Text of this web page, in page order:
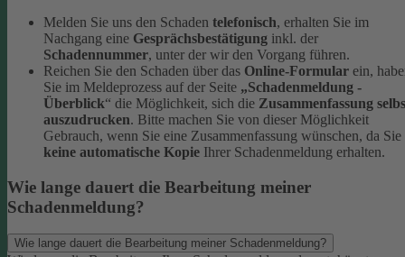
Melden Sie uns den Schaden telefonisch, erhalten Sie im
Nachgang eine Gesprächsbestätigung inkl. der
Schadennummer, unter der wir den Vorgang führen.
Reichen Sie den Schaden über das Online-Formular ein,
Sie im Meldeprozess auf der Seite „Schadenmeldung -
Überblick“ die Möglichkeit, sich die Zusammenfassung
auszudrucken. Bitte machen Sie von dieser Möglichkeit
Gebrauch, wenn Sie eine Zusammenfassung wünschen, da Sie
keine automatische Kopie Ihrer Schadenmeldung erhalten.
Wie lange dauert die Bearbeitung meiner
Schadenmeldung?
Wie lange dauert die Bearbeitung meiner Schadenmeldung?